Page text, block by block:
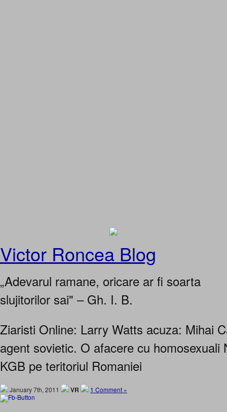
Victor Roncea Blog
„Adevarul ramane, oricare ar fi soarta
slujitorilor sai" – Gh. I. B.
Ziaristi Online: Larry Watts acuza: Mihai
agent sovietic. O afacere cu homosexuali
KGB pe teritoriul Romaniei
January 7th, 2011 VR 1 Comment »